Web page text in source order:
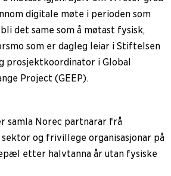
digitale møte i perioden som
det same som å møtast fysisk,
som er dagleg leiar i Stiftelsen
prosjektkoordinator i Global
Project (GEEP).
samla Norec partnarar frå
og frivillege organisasjonar på
etter halvtanna år utan fysiske